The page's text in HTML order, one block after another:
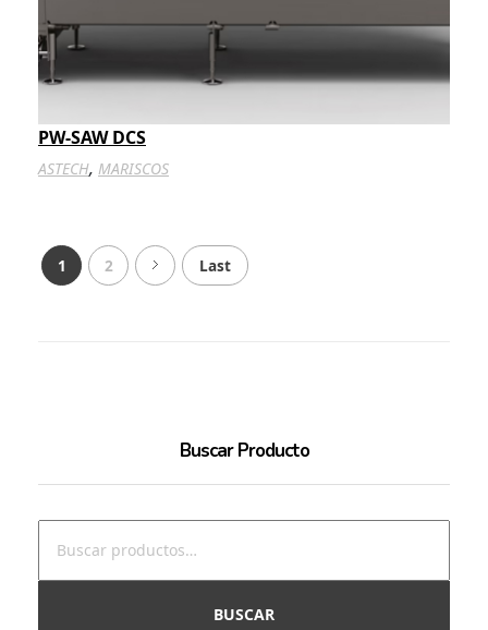
PW-SAW DCS
ASTECH, MARISCOS
1 2 Last
Buscar Producto
BUSCAR